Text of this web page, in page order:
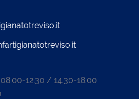
12.30 / 14.30-18.00